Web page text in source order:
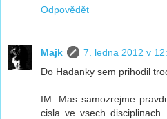
Odpovědět
Majk
7. ledna 2012 v
Do Hadanky sem prihodil
IM: Mas samozrejme
cisla ve vsech